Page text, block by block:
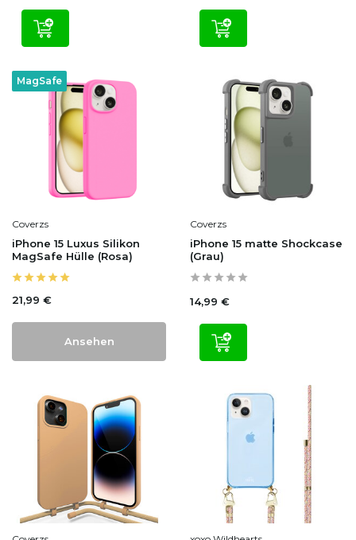
MagSafe
Coverzs
iPhone 15 Luxus Silikon
MagSafe Hülle (Rosa)
21,99 €
Ansehen
Coverzs
iPhone 15 matte Shockcase
(Grau)
14,99 €